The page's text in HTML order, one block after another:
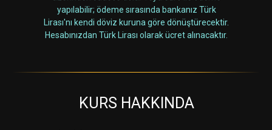
yapılabilir; ödeme sırasında bankanız Türk
Lirası'nı kendi döviz kuruna göre dönüştürecektir.
Hesabınızdan Türk Lirası olarak ücret alınacaktır.
KURS HAKKINDA